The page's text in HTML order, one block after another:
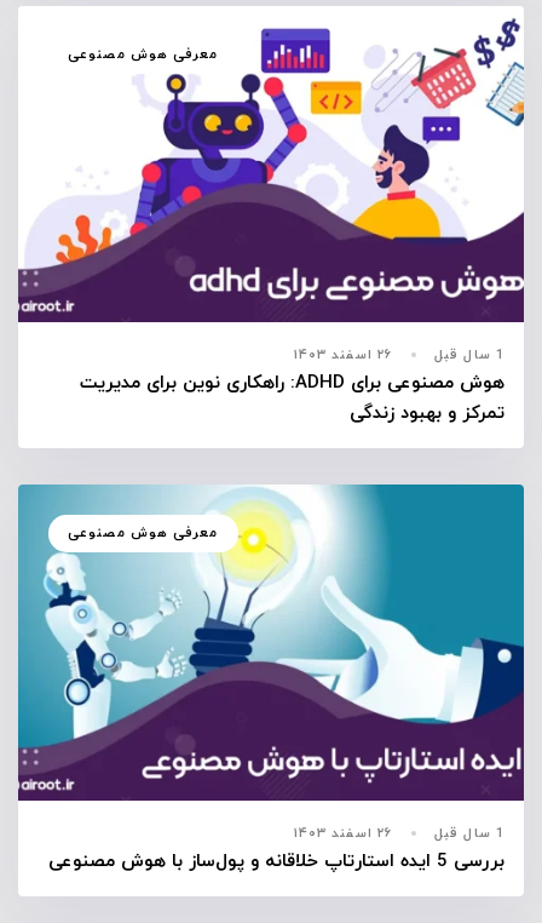
معرفی هوش مصنوعی
1 سال قبل ۲۶ اسفند ۱۴۰۳
هوش مصنوعی برای ADHD: راهکاری نوین برای مدیریت
تمرکز و بهبود زندگی
معرفی هوش مصنوعی
1 سال قبل ۲۶ اسفند ۱۴۰۳
بررسی 5 ایده استارتاپ خلاقانه و پول‌ساز با هوش مصنوعی